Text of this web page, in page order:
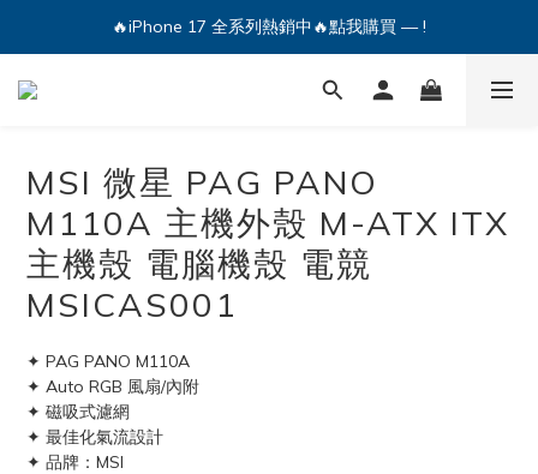
🔥iPhone 17 全系列熱銷中🔥點我購買 — !
💕加入Q哥 Line 新好友領優惠券！🎫
🔥iPhone 17 全系列熱銷中🔥點我購買 — !
MSI 微星 PAG PANO
M110A 主機外殼 M-ATX ITX
主機殼 電腦機殼 電競
MSICAS001
✦ PAG PANO M110A
✦ Auto RGB 風扇/內附
✦ 磁吸式濾網
✦ 最佳化氣流設計
✦ 品牌：MSI